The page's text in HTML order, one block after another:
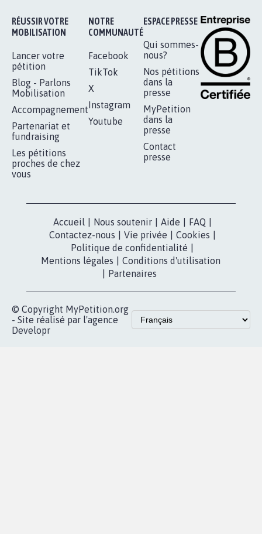
RÉUSSIR VOTRE
MOBILISATION
Lancer votre
pétition
Blog - Parlons
Mobilisation
Accompagnement
Partenariat et
fundraising
Les pétitions
proches de chez
vous
NOTRE
COMMUNAUTÉ
Facebook
TikTok
X
Instagram
Youtube
ESPACE PRESSE
Qui sommes-
nous?
Nos pétitions
dans la
presse
MyPetition
dans la
presse
Contact
presse
Accueil Nous soutenir Aide FAQ
Contactez-nous
Vie privée Cookies
Politique de confidentialité
Mentions légales
Conditions d'utilisation
Partenaires
© Copyright MyPetition.org
- Site réalisé par l'agence
Developr